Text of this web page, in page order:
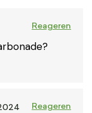
Reageren
Reageren